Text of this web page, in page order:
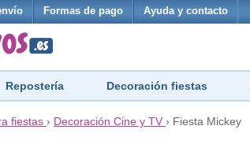
Formas de pago Ayuda y contacto
Repostería Decoración fiestas
fiestas › Decoración Cine y TV › Fiesta Mickey